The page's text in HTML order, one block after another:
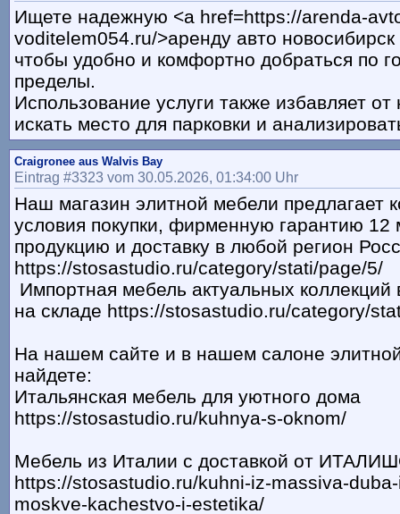
Ищете надежную <a href=https://arenda-
voditelem054.ru/>аренду авто
чтобы удобно и комфортно добраться по
пределы.
Использование услуги также избавляет
искать место для парковки и
Craigronee aus Walvis Bay
Eintrag #3323 vom 30.05.2026, 01:34:00 Uhr
Наш магазин элитной мебели предлагает
условия покупки, фирменную гарантию 12
продукцию и доставку в любой регион
https://stosastudio.ru/category/stati/page/5/
Импортная мебель актуальных коллекций
на складе https://stosastudio.ru/category/
На нашем сайте и в нашем салоне
найдете:
Итальянская мебель для уютного дома
https://stosastudio.ru/kuhnya-s-oknom/
Мебель из Италии с доставкой от
https://stosastudio.ru/kuhni-iz-massiva-
moskve-kachestvo-i-estetika/